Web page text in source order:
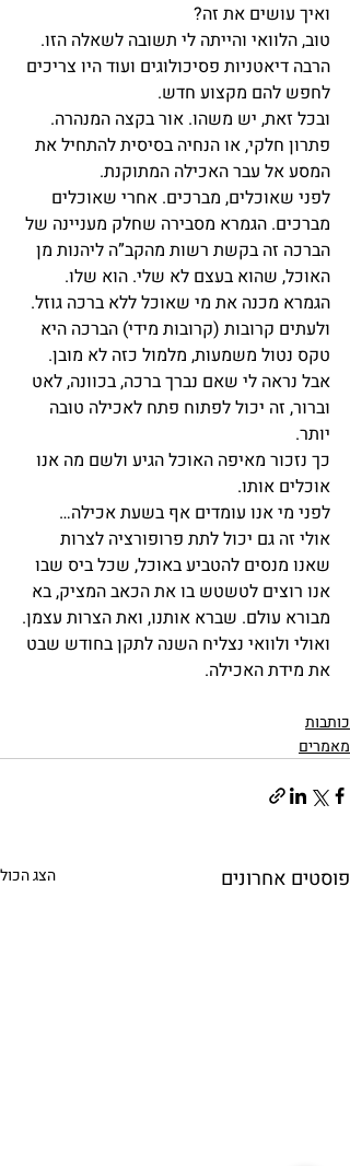
ואיך עושים את זה?
טוב, הלוואי והייתה לי תשובה לשאלה הזו.
הרבה דיאטניות פסיכולוגים ועוד היו צריכים
לחפש להם מקצוע חדש.
ובכל זאת, יש משהו. אור בקצה המנהרה.
פתרון חלקי, או הנחיה בסיסית להתחיל את
המסע אל עבר האכילה המתוקנת.
לפני שאוכלים, מברכים. אחרי שאוכלים
מברכים. הגמרא מסבירה שחלק מעניינה של
הברכה זה בקשת רשות מהקב”ה ליהנות מן
האוכל, שהוא בעצם לא שלי. הוא שלו.
הגמרא מכנה את מי שאוכל ללא ברכה גוזל.
ולעתים קרובות (קרובות מידי) הברכה היא
טקס נטול משמעות, מלמול כזה לא מובן.
אבל נראה לי שאם נברך ברכה, בכוונה, לאט
וברור, זה יכול לפתוח פתח לאכילה טובה
יותר.
כך נזכור מאיפה האוכל הגיע ולשם מה אנו
אוכלים אותו.
לפני מי אנו עומדים אף בשעת אכילה…
אולי זה גם יכול לתת פרופורציה לצרות
שאנו מנסים להטביע באוכל, שכל ביס שבו
אנו רוצים לטשטש בו את הכאב המציק, בא
מבורא עולם. שברא אותנו, ואת הצרות עצמן.
ואולי ולוואי נצליח השנה לתקן בחודש שבט
את מידת האכילה.
כותבות
מאמרים
פוסטים אחרונים הצג הכול